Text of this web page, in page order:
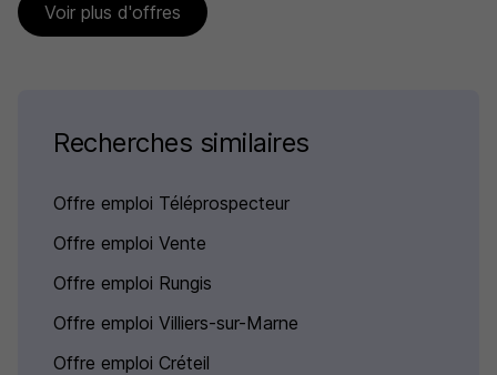
Voir plus d'offres
Recherches similaires
Offre emploi Téléprospecteur
Offre emploi Vente
Offre emploi Rungis
Offre emploi Villiers-sur-Marne
Offre emploi Créteil